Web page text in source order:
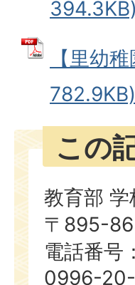
394.3KB)
【里幼
782.9KB)
この
教育部
〒895-
電話番号
0996-